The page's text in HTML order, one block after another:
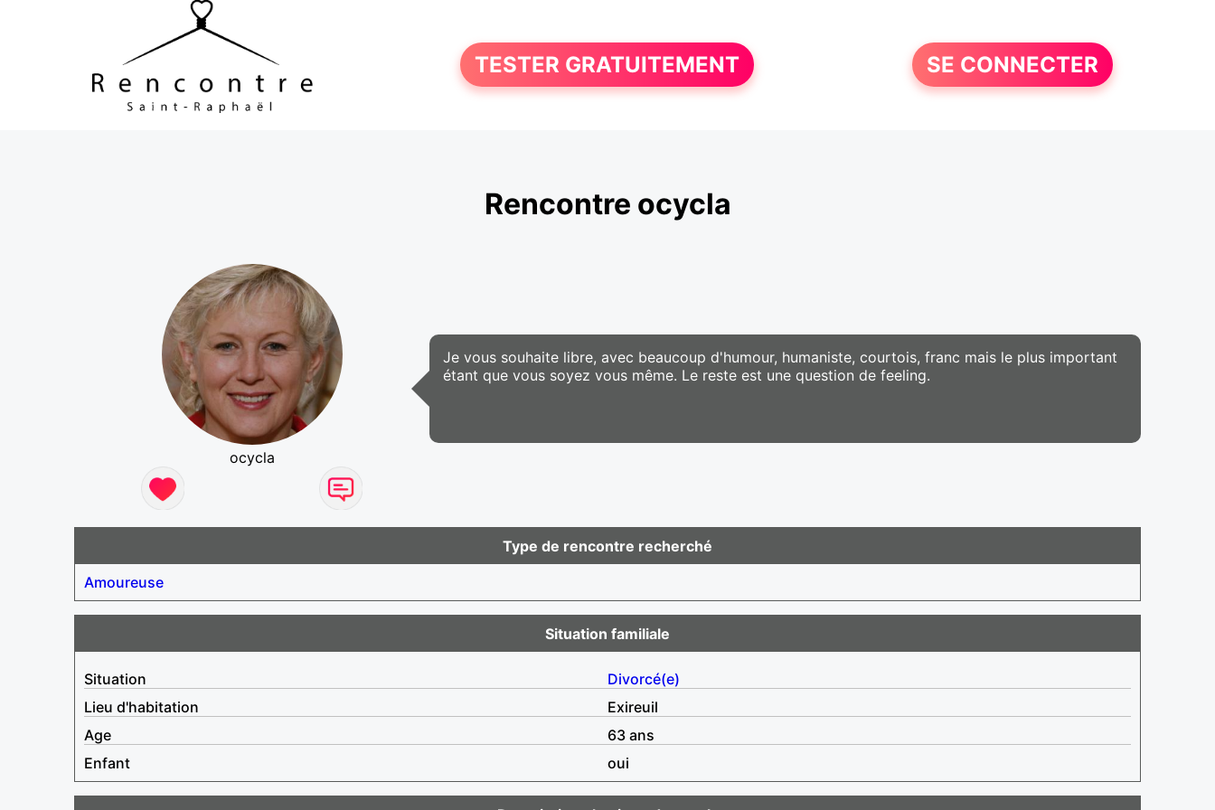
TESTER GRATUITEMENT SE CONNECTER
Rencontre ocycla
ocycla
Je vous souhaite libre, avec beaucoup d'humour, humaniste, courtois, franc mais le plus important
étant que vous soyez vous même. Le reste est une question de feeling.
Type de rencontre recherché
Amoureuse
Situation familiale
Situation
Divorcé(e)
Lieu d'habitation
Exireuil
Age
63 ans
Enfant
oui